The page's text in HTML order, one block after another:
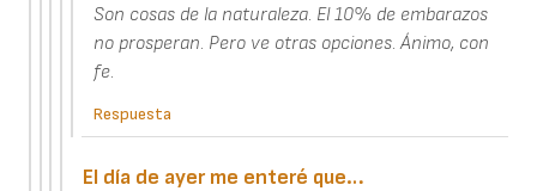
Son cosas de la naturaleza. El 10% de embarazos
no prosperan. Pero ve otras opciones. Ánimo, con
fe.
Respuesta
El día de ayer me enteré que…